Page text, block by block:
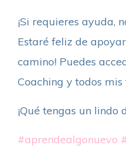
¡Si requieres ayuda,
Estaré feliz de
camino! Puedes
Coaching y todos mis
¡Qué tengas un lindo
#aprendealgonuevo